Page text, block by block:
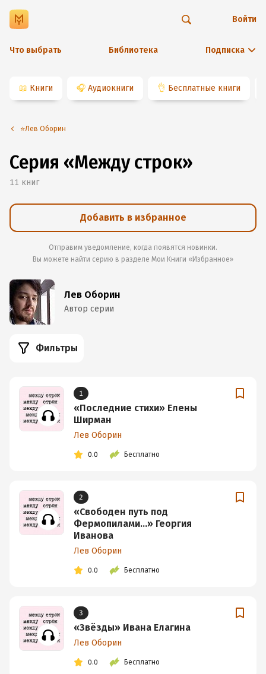
Что выбрать Библиотека Подписка
Войти
📖 Книги 🎧 Аудиокниги 👌 Бесплатные книги
⭐️Лев Оборин
Серия «Между строк»
11 книг
Добавить в избранное
Отправим уведомление, когда появятся новинки.
Вы можете найти серию в разделе Мои Книги «Избранное»
Лев Оборин
Автор серии
Фильтры
1
«Последние стихи» Елены
Ширман
Лев Оборин
0.0 Бесплатно
2
«Свободен путь под
Фермопилами…» Георгия
Иванова
Лев Оборин
0.0 Бесплатно
3
«Звёзды» Ивана Елагина
Лев Оборин
0.0 Бесплатно